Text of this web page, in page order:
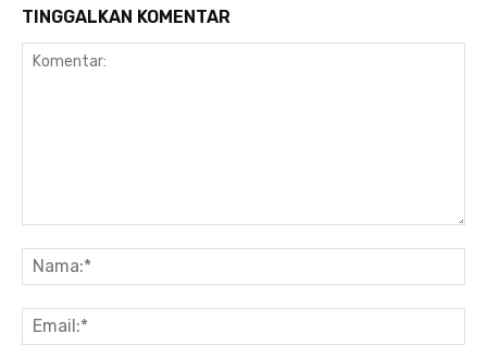
TINGGALKAN KOMENTAR